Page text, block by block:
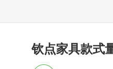
钦点家具款式